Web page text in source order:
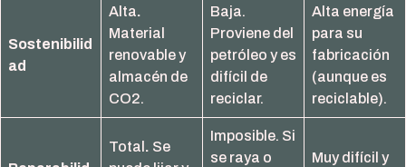
Sostenibilid
ad
Alta.
Material
renovable y
almacén de
CO2.
Baja.
Proviene del
petróleo y es
difícil de
reciclar.
Alta energía
para su
fabricación
(aunque es
reciclable).
Total . Se
Imposible. Si
se raya o
Muy difícil y